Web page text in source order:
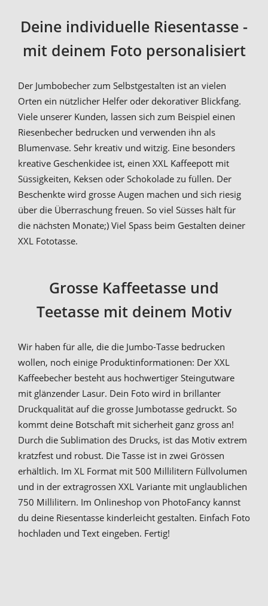
Deine individuelle Riesentasse -
mit deinem Foto personalisiert
Der Jumbobecher zum Selbstgestalten ist an vielen
Orten ein nützlicher Helfer oder dekorativer Blickfang.
Viele unserer Kunden, lassen sich zum Beispiel einen
Riesenbecher bedrucken und verwenden ihn als
Blumenvase. Sehr kreativ und witzig. Eine besonders
kreative Geschenkidee ist, einen XXL Kaffeepott mit
Süssigkeiten, Keksen oder Schokolade zu füllen. Der
Beschenkte wird grosse Augen machen und sich riesig
über die Überraschung freuen. So viel Süsses hält für
die nächsten Monate;) Viel Spass beim Gestalten deiner
XXL Fototasse.
Grosse Kaffeetasse und
Teetasse mit deinem Motiv
Wir haben für alle, die die Jumbo-Tasse bedrucken
wollen, noch einige Produktinformationen: Der XXL
Kaffeebecher besteht aus hochwertiger Steingutware
mit glänzender Lasur. Dein Foto wird in brillanter
Druckqualität auf die grosse Jumbotasse gedruckt. So
kommt deine Botschaft mit sicherheit ganz gross an!
Durch die Sublimation des Drucks, ist das Motiv extrem
kratzfest und robust. Die Tasse ist in zwei Grössen
erhältlich. Im XL Format mit 500 Millilitern Füllvolumen
und in der extragrossen XXL Variante mit unglaublichen
750 Millilitern. Im Onlineshop von PhotoFancy kannst
du deine Riesentasse kinderleicht gestalten. Einfach Foto
hochladen und Text eingeben. Fertig!